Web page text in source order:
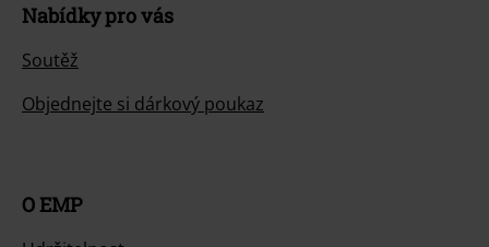
Nabídky pro vás
Soutěž
Objednejte si dárkový poukaz
O EMP